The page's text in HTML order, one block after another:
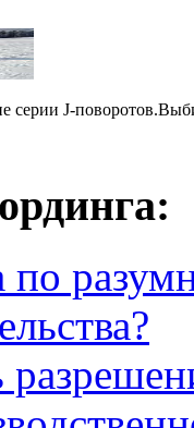
серии J-